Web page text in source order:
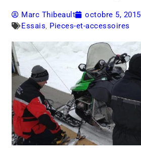
Marc Thibeault octobre 5, 2015
Essais, Pieces-et-accessoires